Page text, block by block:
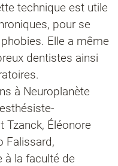
technique est utile
pour se
Elle a même
dentistes ainsi
à Neuroplanète
Tzanck, Éléonore
Falissard,
à la faculté de